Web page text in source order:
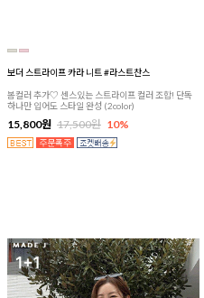
보더 스트라이프 카라 니트 #라스트찬스
봄컬러 추가♡ 센스있는 스트라이프 컬러 조합! 단독
하나만 입어도 스타일 완성 (2color)
15,800원 17,500원 10%